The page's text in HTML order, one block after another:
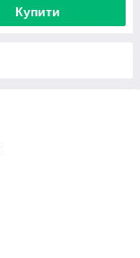
Купити